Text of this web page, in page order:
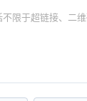
限于超链接、二